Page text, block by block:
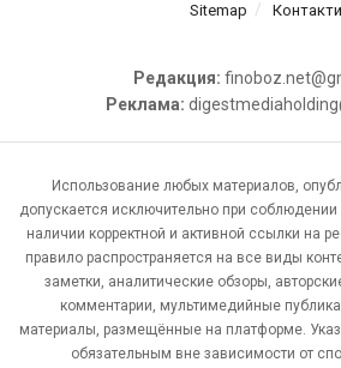
Sitemap
Контакти
Редакция:
Реклама:
Использование любых материалов,
допускается исключительно при
наличии корректной и активной ссылки на
правило распространяется на все виды
заметки, аналитические обзоры,
комментарии, мультимедийные
материалы, размещённые на платформе.
обязательным вне зависимости от